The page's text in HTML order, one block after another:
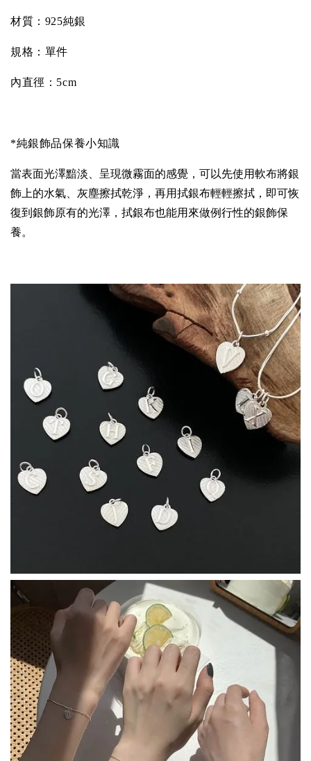
材質：925純銀
規格：單件
內直徑 ：5cm
*純銀飾品保養小知識
當表面光澤黯淡、呈現微霧面的感覺，可以先使用軟布將銀
飾上的水氣、灰塵擦拭乾淨，再用拭銀布輕輕擦拭，即可恢
復到銀飾原有的光澤，拭銀布也能用來做例行性的銀飾保
養。